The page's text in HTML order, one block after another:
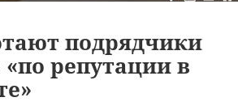
подрядчики
репутации в